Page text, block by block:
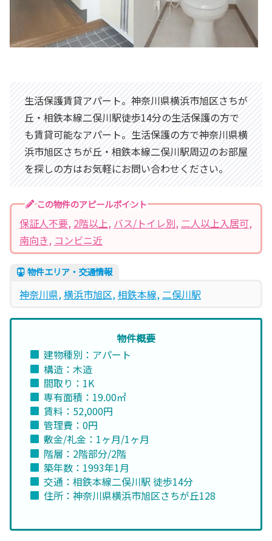
生活保護賃貸アパート。神奈川県横浜市旭区さちが
丘・相鉄本線二俣川駅徒歩14分の生活保護の方で
も賃貸可能なアパート。生活保護の方で神奈川県横
浜市旭区さちが丘・相鉄本線二俣川駅周辺のお部屋
を探しの方はお気軽にお問い合わせください。
この物件のアピールポイント
保証人不要, 2階以上, バス/トイレ別, 二人以上入居可
南向き, コンビニ近
物件エリア・交通情報
神奈川県, 横浜市旭区, 相鉄本線, 二俣川駅
物件概要
建物種別：アパート
構造：木造
間取り：1K
専有面積：19.00㎡
賃料：52,000円
管理費：0円
敷金/礼金：1ヶ月/1ヶ月
階層：2階部分/2階
築年数：1993年1月
交通：相鉄本線二俣川駅 徒歩14分
住所：神奈川県横浜市旭区さちが丘128